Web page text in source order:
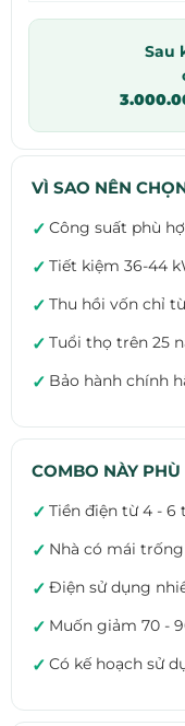
Sau
VÌ SAO NÊN
✓ Công suất phù
✓ Tiết kiệm 36-44
✓ Thu hồi vốn chỉ
✓ Tuổi thọ trên 25
✓ Bảo hành chính
COMBO NÀY
✓ Tiền điện từ 4 - 6
✓ Nhà có mái
✓ Điện sử dụng
✓ Muốn giảm 70 -
✓ Có kế hoạch sử